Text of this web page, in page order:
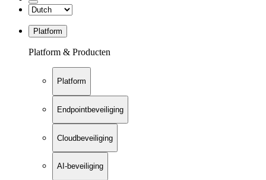
Platform
Platform & Producten
Platform
Endpointbeveiliging
Cloudbeveiliging
AI-beveiliging